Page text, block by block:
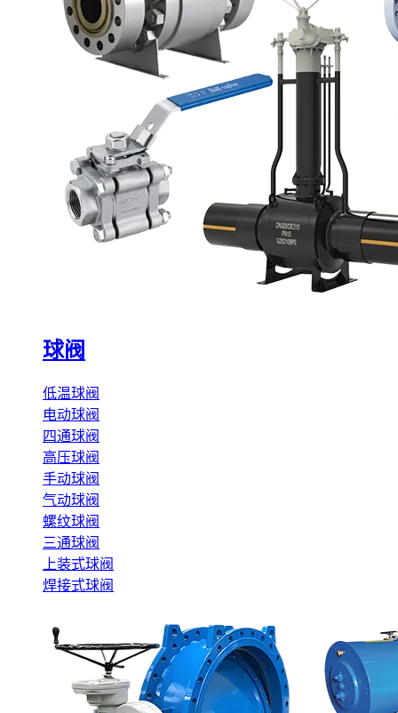
球阀
低温球阀
电动球阀
四通球阀
高压球阀
手动球阀
气动球阀
螺纹球阀
三通球阀
上装式球阀
焊接式球阀